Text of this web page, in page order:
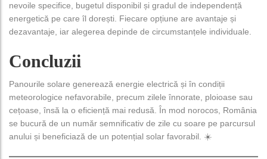
nevoile specifice, bugetul disponibil și gradul de independență
energetică pe care îl dorești. Fiecare opțiune are avantaje și
dezavantaje, iar alegerea depinde de circumstanțele individuale.
Concluzii
Panourile solare generează energie electrică și în condiții
meteorologice nefavorabile, precum zilele înnorate, ploioase sau
cețoase, însă la o eficiență mai redusă. În mod norocos, România
se bucură de un număr semnificativ de zile cu soare pe parcursul
anului și beneficiază de un potențial solar favorabil. ☀️